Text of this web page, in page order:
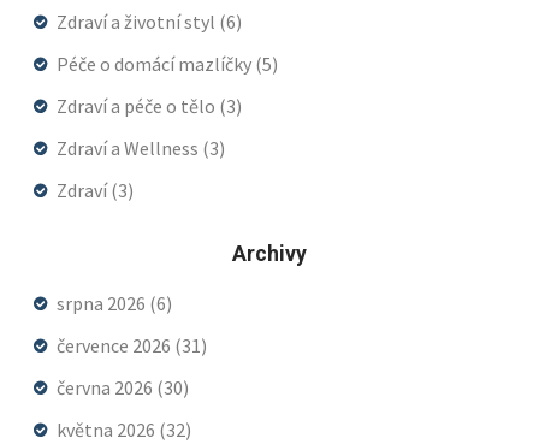
Zdraví a životní styl (6)
Péče o domácí mazlíčky (5)
Zdraví a péče o tělo (3)
Zdraví a Wellness (3)
Zdraví(3)
Archivy
srpna 2026 (6)
července 2026 (31)
června 2026 (30)
května 2026 (32)